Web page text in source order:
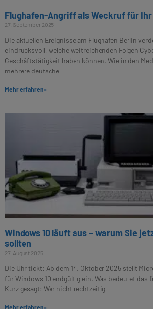
Flughafen-Angriff als Weckruf für
27. September 2025
Die aktuellen Ereignisse am Flughafen Berlin
eindrucksvoll, welche weitreichenden Folgen
Geschäftstätigkeit haben können. Wie in den
mehrere deutsche
Mehr erfahren»
Windows 10 läuft aus – warum Sie
sollten
27. August 2025
Die Uhr tickt: Ab dem 14. Oktober 2025 stellt
für Windows 10 endgültig ein. Was bedeutet das
Kurz gesagt: Wer nicht rechtzeitig
Mehr erfahren»